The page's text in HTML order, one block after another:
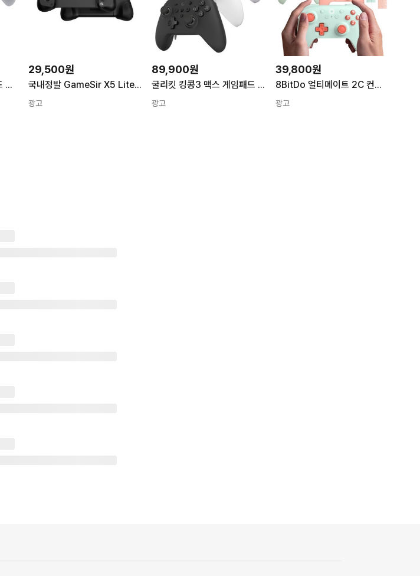
굴리킷 TT MAX 게임패드 스위치2 프로콘 PC 스팀 모바일 컨트롤러
29,500원
국내정발 GameSir X5 Lite 안드로이드 아이폰 아이패드미니 스마트폰 게임패드
광고
89,900원
굴리킷 킹콩3 맥스 게임패드 스위치2 프로콘 PC 스팀 모바일 컨트롤러 KK3 MAX
광고
39,800원
8BitDo 얼티메이트 2C 컨트롤러 2.4G 8비토 무선 PC 게임패드 8비트 정발
광고